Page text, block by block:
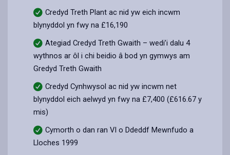
Credyd Treth Plant ac nid yw eich incwm
blynyddol yn fwy na £16,190
Ategiad Credyd Treth Gwaith – wedi’i dalu 4
wythnos ar ôl i chi beidio â bod yn gymwys am
Gredyd Treth Gwaith
Credyd Cynhwysol ac nid yw incwm net
blynyddol eich aelwyd yn fwy na £7,400 (£616.67 y
mis)
Cymorth o dan ran VI o Ddeddf Mewnfudo a
Lloches 1999